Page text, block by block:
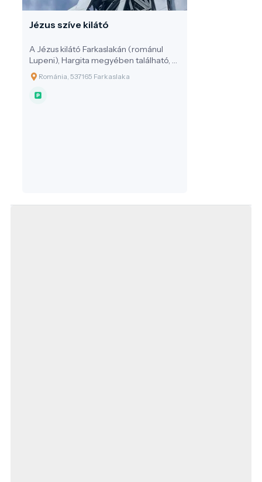
Jézus szíve kilátó
A Jézus kilátó Farkaslakán (románul
Lupeni), Hargita megyében található, a
Gordon-tetőn emelkedik 953 méteres
tengerszint feletti magasságban. A
monumentális, 22 méter magas
Románia, 537165 Farkaslaka